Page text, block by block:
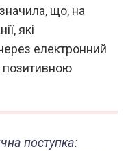
що, на
які
електронний
позитивною
поступка: